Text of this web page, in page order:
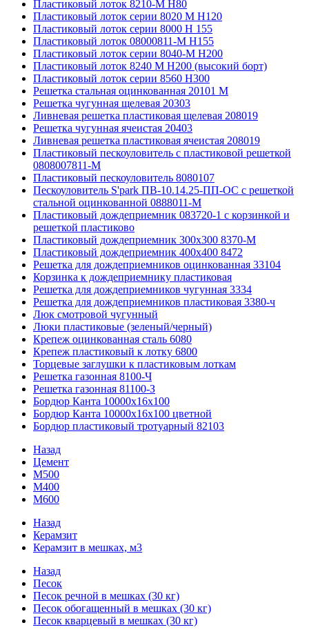
Пластиковый лоток 8210-М H80
Пластиковый лоток серии 8020 М H120
Пластиковый лоток серии 8000 Н 155
Пластиковый лоток 08000811-М H155
Пластиковый лоток серии 8040-М H200
Пластиковый лоток 8240 M H200 (высокий борт)
Пластиковый лоток серии 8560 Н300
Решетка стальная оцинкованная 20101 М
Решетка чугунная щелевая 20303
Ливневая решетка пластиковая щелевая 208019
Решетка чугунная ячеистая 20403
Ливневая решетка пластиковая ячеистая 208019
Пластиковый пескоуловитель с пластиковой решеткой
0808007811-М
Пластиковый пескоуловитель 8080107
Пескоуловитель S'park ПВ-10.14.25-ПП-ОС с решеткой
стальной оцинкованной 0888011-М
Пластиковый дождеприемник 083720-1 c корзинкой и
решеткой пластиково
Пластиковый дождеприемник 300x300 8370-М
Пластиковый дождеприемник 400x400 8472
Решетка для дождеприемников оцинкованная 33104
Корзинка к дождеприемнику пластиковая
Решетка для дождеприемников чугунная 3334
Решетка для дождеприемников пластиковая 3380-ч
Люк смотровой чугунный
Люки пластиковые (зеленый/черный)
Крепеж оцинкованная сталь 6080
Крепеж пластиковый к лотку 6800
Торцевые заглушки к пластиковым лоткам
Решетка газонная 8100-Ч
Решетка газонная 81100-З
Бордюр Канта 10000x16x100
Бордюр Канта 10000x16x100 цветной
Бордюр пластиковый тротуарный 82103
Назад
Цемент
М500
М400
М600
Назад
Керамзит
Керамзит в мешках, м3
Назад
Песок
Песок речной в мешках (30 кг)
Песок обогащенный в мешках (30 кг)
Песок кварцевый в мешках (30 кг)